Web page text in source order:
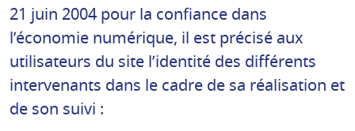
21 juin 2004 pour la confiance dans
l’économie numérique, il est précisé aux
utilisateurs du site l’identité des différents
intervenants dans le cadre de sa réalisation et
de son suivi :